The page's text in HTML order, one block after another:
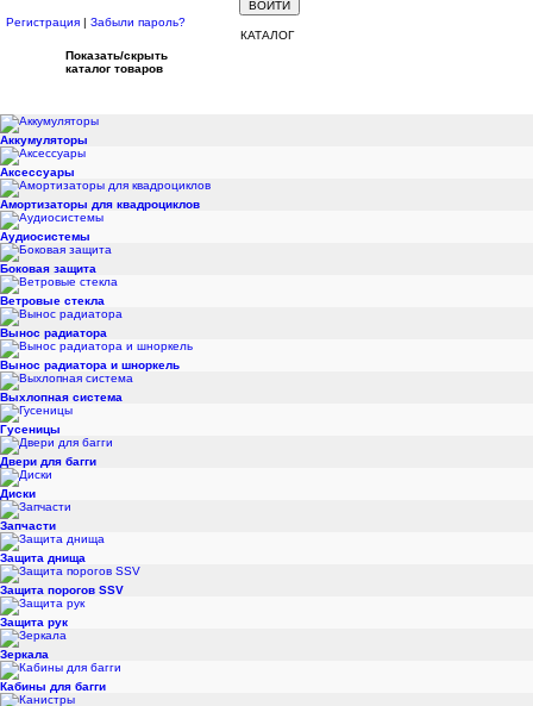
Регистрация
Забыли пароль?
КАТАЛОГ
Показать/скрыть
каталог товаров
Аккумуляторы
Аксессуары
Амортизаторы для квадроциклов
Аудиосистемы
Боковая защита
Ветровые стекла
Вынос радиатора
Вынос радиатора и шноркель
Выхлопная система
Гусеницы
Двери для багги
Диски
Запчасти
Защита днища
Защита порогов SSV
Защита рук
Зеркала
Кабины для багги